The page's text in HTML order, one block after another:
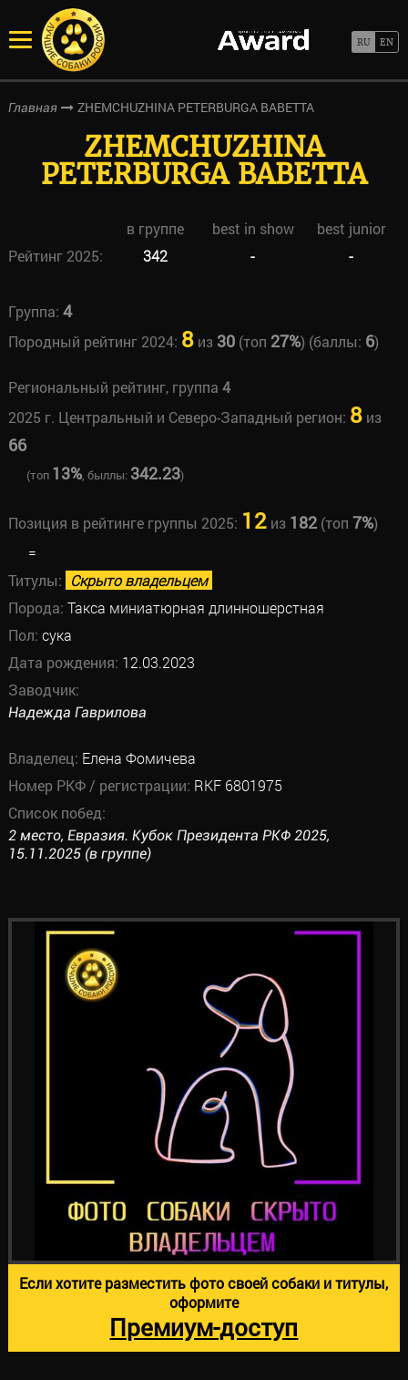
Главная ZHEMCHUZHINA PETERBURGA BABETTA
ZHEMCHUZHINA
PETERBURGA BABETTA
в группе best in show
best junior
Рейтинг 2025:
342 - -
Группа: 4
Породный рейтинг 2024: 8из 30(топ 27%) (баллы: 6)
Региональный рейтинг, группа 4
2025 г. Центральный и Северо-Западный регион: 8из
66
(топ 13%, быллы: 342.23)
Позиция в рейтинге группы 2025: 12из 182(топ 7%)
=
Титулы: Скрыто владельцем
Порода: Такса миниатюрная длинношерстная
Пол: сука
Дата рождения: 12.03.2023
Заводчик:
Надежда Гаврилова
Владелец: Елена Фомичева
Номер РКФ / регистрации: RKF 6801975
Список побед:
2 место, Евразия. Кубок Президента РКФ 2025,
15.11.2025 (в группе)
Если хотите разместить фото своей собаки и титулы,
оформите
Премиум-доступ